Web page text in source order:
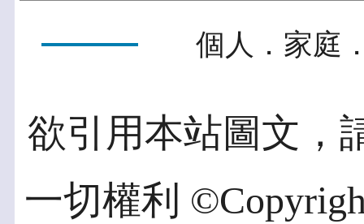
個人．家庭
欲引用本站圖文，
一切權利